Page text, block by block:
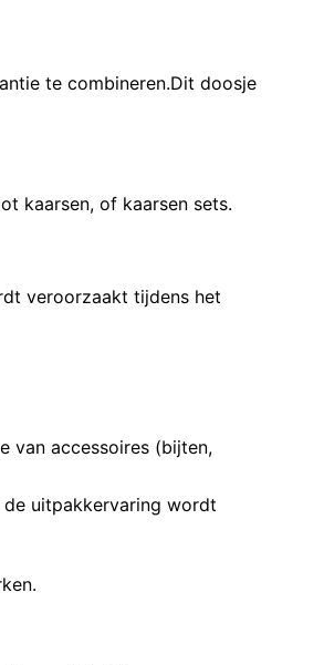
te combineren.Dit doosje
kaarsen, of kaarsen sets.
veroorzaakt tijdens het
van accessoires (bijten,
uitpakkervaring wordt